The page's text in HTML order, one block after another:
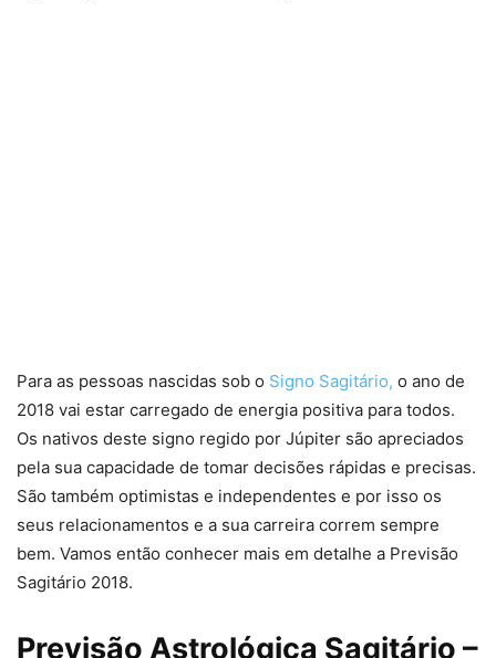
Para as pessoas nascidas sob o Signo Sagitário, o ano de
2018 vai estar carregado de energia positiva para todos.
Os nativos deste signo regido por Júpiter são apreciados
pela sua capacidade de tomar decisões rápidas e precisas.
São também optimistas e independentes e por isso os
seus relacionamentos e a sua carreira correm sempre
bem. Vamos então conhecer mais em detalhe a Previsão
Sagitário 2018.
Previsão Astrológica Sagitário –